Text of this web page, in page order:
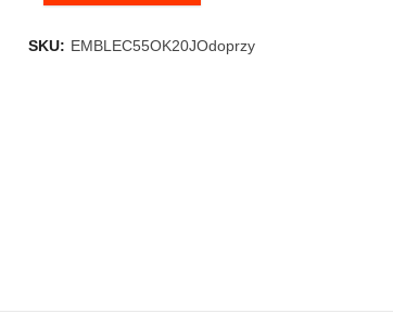
SKU: EMBLEC55OK20JOdoprzy